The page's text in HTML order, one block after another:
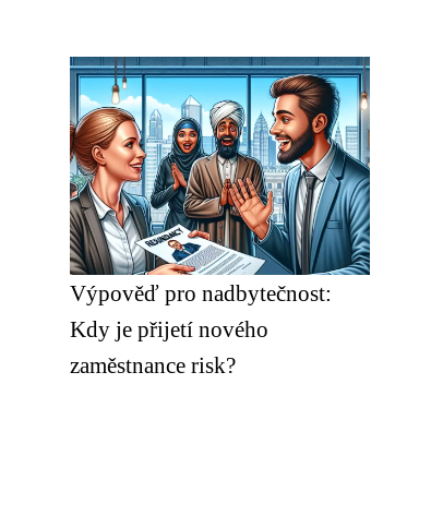
Výpověď pro nadbytečnost:
Kdy je přijetí nového
zaměstnance risk?